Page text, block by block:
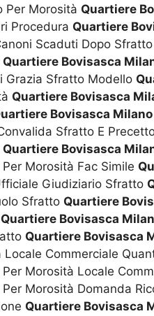
Per Morosità Quartiere
Procedura Quartiere
Scaduti Dopo Sfratto
Quartiere Bovisasca
Grazia Sfratto Modello
Quartiere Bovisasca
Bovisasca Milano
Sfratto E
Quartiere Bovisasca
Morosità Fac Simile
Giudiziario Sfratto
Sfratto Quartiere
Quartiere Bovisasca
Quartiere Bovisasca
Commerciale
Morosità Locale
Morosità Domanda
Quartiere Bovisasca